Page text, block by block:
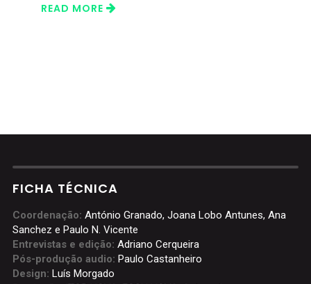
READ MORE
FICHA TÉCNICA
Coordenação: António Granado, Joana Lobo Antunes, Ana
Sanchez e Paulo N. Vicente
Entrevistas e edição: Adriano Cerqueira
Pós-produção audio: Paulo Castanheiro
Design: Luís Morgado